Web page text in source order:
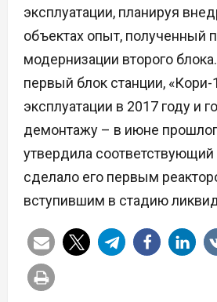
эксплуатации, планируя
объектах опыт, полученный
модернизации второго
первый блок станции,
эксплуатации в 2017 году и
демонтажу – в июне
утвердила соответствующий
сделало его первым
вступившим в стадию